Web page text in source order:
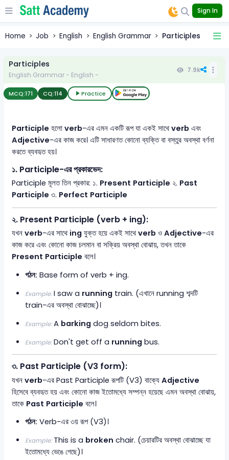
Sign In
Home Job English English Grammar Participles
Participles
English Grammar - English -
7.9k
MCQ:171 CQ:114 Practice
Participle হলোverb-এর এমন একটি রূপ যা একই সাথেverb এবং
Adjective-এর কাজ করে। এটি সাধারণত কোনো ব্যক্তি বা বস্তুর অবস্থা বর্ণনা
করতে ব্যবহৃত হয়।
১. Participle-এর প্রকারভেদ:
Participle মূলত তিন প্রকার: ১. Present Participle ২. Past
Participle ৩. Perfect Participle
২. Present Participle (verb + ing):
যখনverb-এর সাথে ing যুক্ত হয়ে একই সাথেverb ওAdjective-এর
কাজ করে এবং কোনো কাজ চলমান বা সক্রিয় অবস্থা বোঝায়, তখন তাকে
Present Participle বলে।
গঠন: Base form of verb + ing.
Example:I saw a runningtrain. (এখানে running শব্দটি
train-এর অবস্থা বোঝাচ্ছে)।
Example:A barkingdog seldom bites.
Example:Don't get off a runningbus.
৩. Past Participle (V3 form):
যখনverb-এর Past Participle রূপটি (V3) বাক্যেAdjective
হিসেবে ব্যবহৃত হয় এবং কোনো কাজ ইতোমধ্যে সম্পন্ন হয়েছে এমন অবস্থা বোঝায়,
তাকে Past Participle বলে।
গঠন: Verb-এর ৩য় রূপ (V3)।
Example:This is a broken chair. (চেয়ারটির অবস্থা বোঝাচ্ছে যা
ইতোমধ্যে ভেঙে গেছে)।